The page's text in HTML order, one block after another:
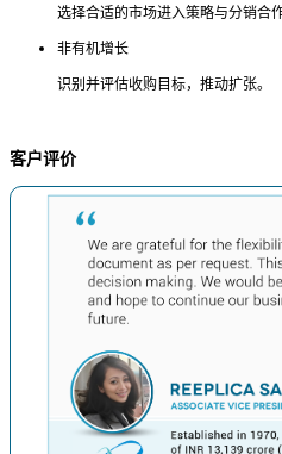
选择合适的市场进入策略与分销合作
非有机增长
识别并评估收购目标，推动扩张。
客户评价